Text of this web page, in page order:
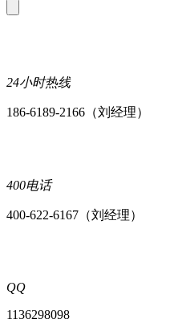
24小时热线
186-6189-2166（刘经理）
400电话
400-622-6167（刘经理）
QQ
1136298098